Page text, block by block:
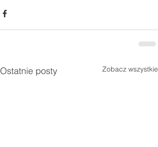
Ostatnie posty Zobacz wszystkie